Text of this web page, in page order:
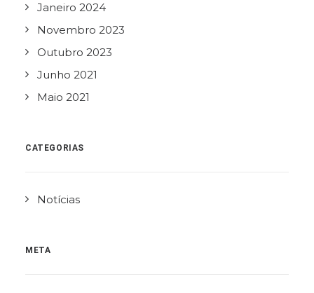
Janeiro 2024
Novembro 2023
Outubro 2023
Junho 2021
Maio 2021
CATEGORIAS
Notícias
META